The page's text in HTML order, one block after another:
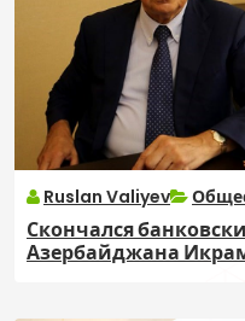
Ruslan Valiyev
Скончался
Азербайджана